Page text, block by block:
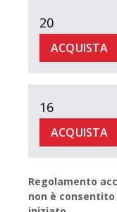
20
ACQUISTA
16
ACQUISTA
Regolamento
non è